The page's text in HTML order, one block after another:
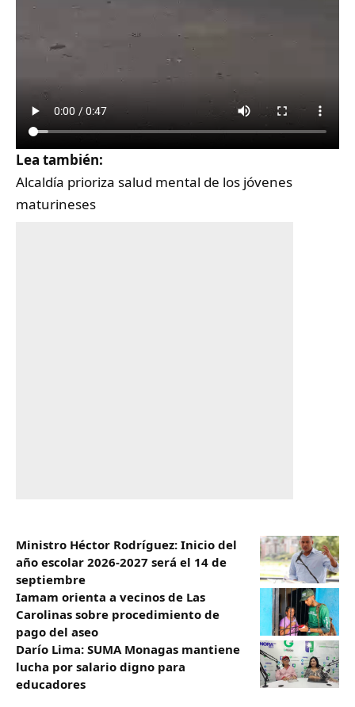
Lea también:
Alcaldía prioriza salud mental de los jóvenes
maturineses
Ministro Héctor Rodríguez: Inicio del
año escolar 2026-2027 será el 14 de
septiembre
Iamam orienta a vecinos de Las
Carolinas sobre procedimiento de
pago del aseo
Darío Lima: SUMA Monagas mantiene
lucha por salario digno para
educadores